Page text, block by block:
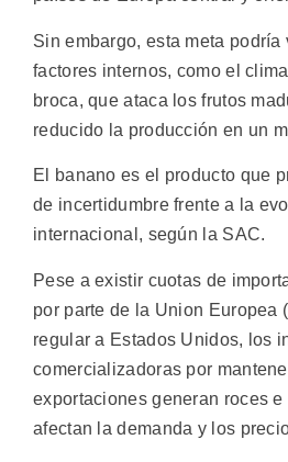
Sin embargo, esta meta podría
factores internos, como el
broca, que ataca los frutos
reducido la producción en un
El banano es el producto que
de incertidumbre frente a la
internacional, según la SAC.
Pese a existir cuotas de
por parte de la Union Europea
regular a Estados Unidos, los
comercializadoras por
exportaciones generan roces
afectan la demanda y los